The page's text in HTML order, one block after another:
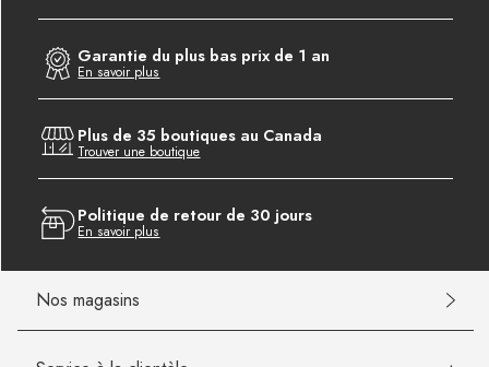
Garantie du plus bas prix de 1 an
En savoir plus
Plus de 35 boutiques au Canada
Trouver une boutique
Politique de retour de 30 jours
En savoir plus
Nos magasins